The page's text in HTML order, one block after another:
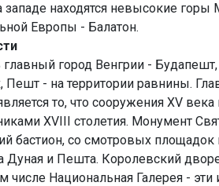
находятся невысокие
Европы - Балатон.
город Венгрии -
Пешт - на территории равнины.
то, что сооружения XV
XVIII столетия. Монумент
бастион, со смотровых площадок
Дуная и Пешта. Королевский
числе Национальная Галерея - эти